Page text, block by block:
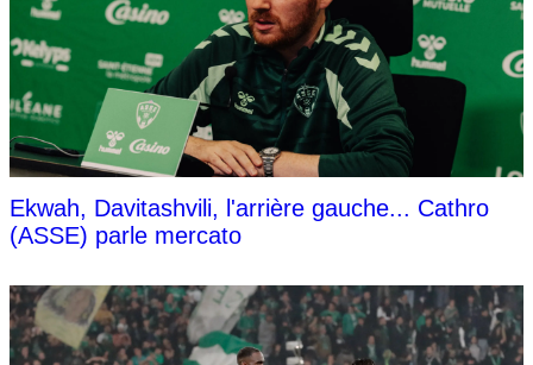
Ekwah, Davitashvili, l'arrière gauche... Cathro
(ASSE) parle mercato